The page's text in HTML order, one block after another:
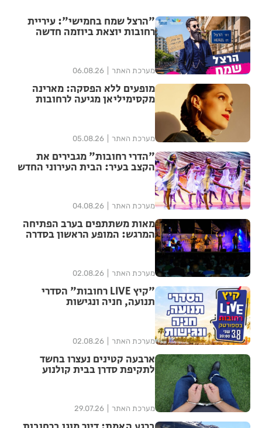
"הרצל שמח בחמישי": עיריית
רחובות יוצאת ביוזמה חדשה
מערכת האתר 06.08.26
מופעים ללא הפסקה: מארינה
מקסימיליאן מגיעה לרחובות
מערכת האתר 05.08.26
"הדרי רחובות" מגבירים את
הקצב בעיר: הבית העירוני החדש
מערכת האתר 04.08.26
מאות משתתפים בערב הפתיחה
המרגש: המופע הראשון בסדרה
מערכת האתר 02.08.26
"קיץ LIVE רחובות" הסדרי
תנועה, חניה ונגישות
מערכת האתר 02.08.26
ארבעה קטינים נעצרו בחשד
לתקיפת סדרן בבית קולנוע
מערכת האתר 29.07.26